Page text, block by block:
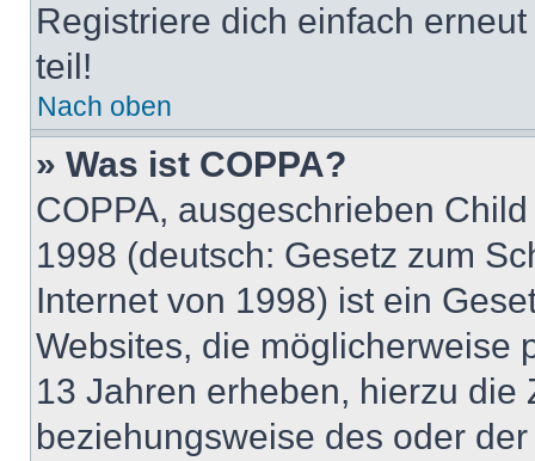
Registriere dich einfach
teil!
Nach oben
» Was ist COPPA?
COPPA, ausgeschrieben
1998 (deutsch: Gesetz zum
Internet von 1998) ist ein
Websites, die möglicherweise
13 Jahren erheben, hierzu die
beziehungsweise des oder